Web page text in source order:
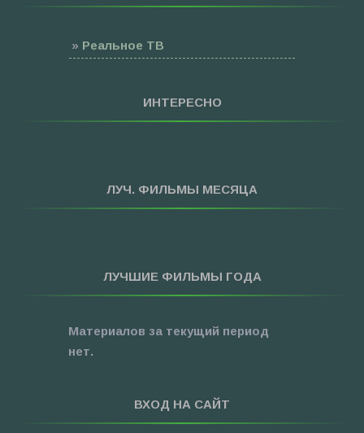
» Реальное ТВ
ИНТЕРЕСНО
ЛУЧ. ФИЛЬМЫ МЕСЯЦА
ЛУЧШИЕ ФИЛЬМЫ ГОДА
Материалов за текущий период
нет.
ВХОД НА САЙТ